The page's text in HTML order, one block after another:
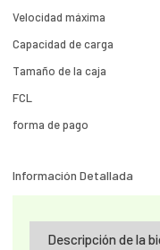
Velocidad máxima
Capacidad de carga
Tamaño de la caja
FCL
forma de pago
Información Detallada
Descripción de la